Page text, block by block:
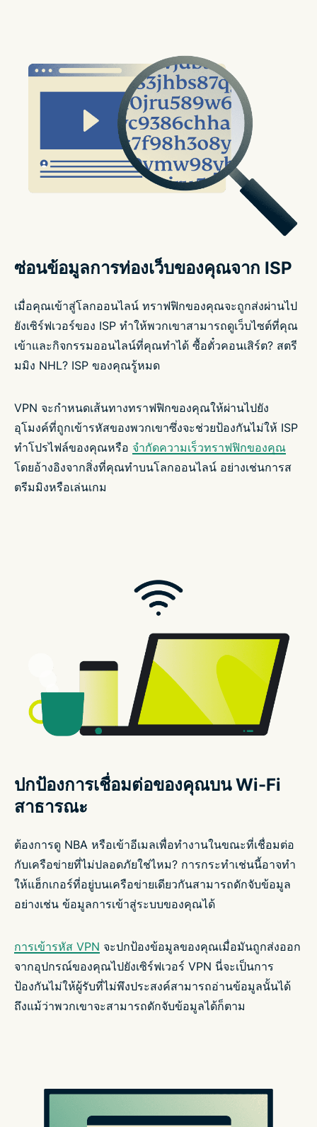
ซ่อนข้อมูลการท่องเว็บของคุณจาก ISP
เมื่อคุณเข้าสู่โลกออนไลน์ ทราฟฟิกของคุณจะถูกส่งผ่านไป
ยังเซิร์ฟเวอร์ของ ISP ทำให้พวกเขาสามารถดูเว็บไซต์ที่คุณ
เข้าและกิจกรรมออนไลน์ที่คุณทำได้ ซื้อตั๋วคอนเสิร์ต? สตรี
มมิง NHL? ISP ของคุณรู้หมด
VPN จะกำหนดเส้นทางทราฟฟิกของคุณให้ผ่านไปยัง
อุโมงค์ที่ถูกเข้ารหัสของพวกเขาซึ่งจะช่วยป้องกันไม่ให้ ISP
ทำโปรไฟล์ของคุณหรือ จำกัดความเร็วทราฟฟิกของคุณ
โดยอ้างอิงจากสิ่งที่คุณทำบนโลกออนไลน์ อย่างเช่นการส
ตรีมมิงหรือเล่นเกม
ปกป้องการเชื่อมต่อของคุณบน Wi-Fi
สาธารณะ
ต้องการดู NBA หรือเข้าอีเมลเพื่อทำงานในขณะที่เชื่อมต่อ
กับเครือข่ายที่ไม่ปลอดภัยใช่ไหม? การกระทำเช่นนี้อาจทำ
ให้แฮ็กเกอร์ที่อยู่บนเครือข่ายเดียวกันสามารถดักจับข้อมูล
อย่างเช่น ข้อมูลการเข้าสู่ระบบของคุณได้
การเข้ารหัส VPN จะปกป้องข้อมูลของคุณเมื่อมันถูกส่งออก
จากอุปกรณ์ของคุณไปยังเซิร์ฟเวอร์ VPN นี่จะเป็นการ
ป้องกันไม่ให้ผู้รับที่ไม่พึงประสงค์สามารถอ่านข้อมูลนั้นได้
ถึงแม้ว่าพวกเขาจะสามารถดักจับข้อมูลได้ก็ตาม